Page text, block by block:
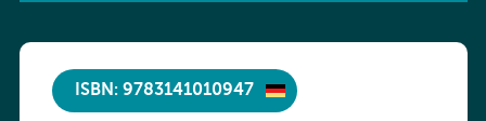
ISBN: 9783141010947